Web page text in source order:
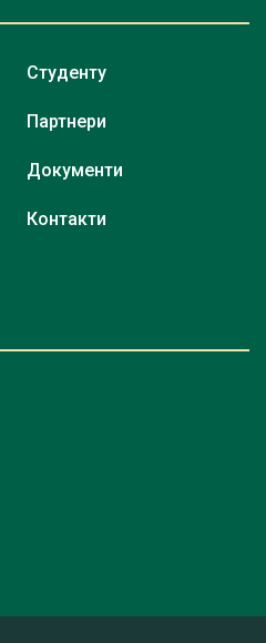
Студенту
Партнери
Документи
Контакти